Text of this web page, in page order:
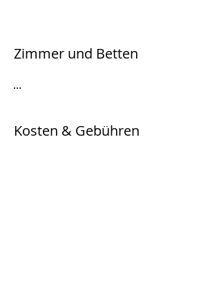
Zimmer und Betten
...
Kosten & Gebühren